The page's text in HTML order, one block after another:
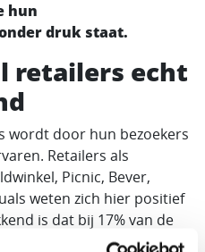
hun
druk staat.
retailers echt
wordt door hun bezoekers
Retailers als
Picnic, Bever,
weten zich hier positief
is dat bij 17% van de
van de bezoekers